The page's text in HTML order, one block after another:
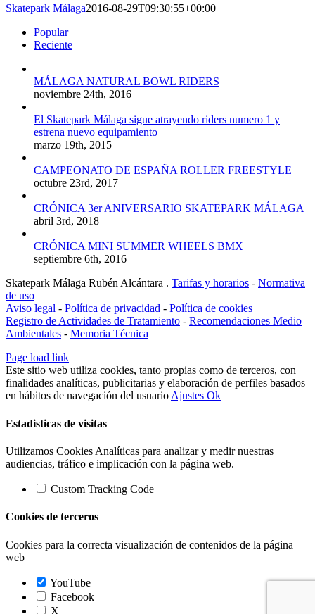
Skatepark Málaga2016-08-29T09:30:55+00:00
Popular
Reciente
MÁLAGA NATURAL BOWL RIDERS
noviembre 24th, 2016
El Skatepark Málaga sigue atrayendo riders numero 1 y
estrena nuevo equipamiento
marzo 19th, 2015
CAMPEONATO DE ESPAÑA ROLLER FREESTYLE
octubre 23rd, 2017
CRÓNICA 3er ANIVERSARIO SKATEPARK MÁLAGA
abril 3rd, 2018
CRÓNICA MINI SUMMER WHEELS BMX
septiembre 6th, 2016
Skatepark Málaga Rubén Alcántara . Tarifas y horarios - Normativa
de uso
Aviso legal - Política de privacidad - Política de cookies
Registro de Actividades de Tratamiento - Recomendaciones Medio
Ambientales - Memoria Técnica
Facebook
Instagram
X
Correo
electrónico
Page load link
Este sitio web utiliza cookies, tanto propias como de terceros, con
finalidades analíticas, publicitarias y elaboración de perfiles basados
en hábitos de navegación del usuarioAjustes Ok
Estadisticas de visitas
Utilizamos Cookies Analíticas para analizar y medir nuestras
audiencias, tráfico e implicación con la página web.
Custom Tracking Code
Cookies de terceros
Cookies para la correcta visualización de contenidos de la página
web
YouTube
Facebook
X